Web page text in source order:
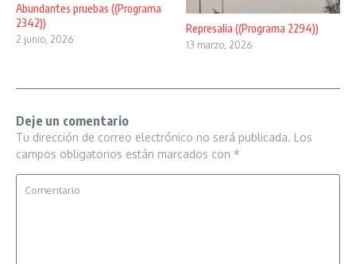
Abundantes pruebas ((Programa
2342))
2 junio, 2026
Represalia ((Programa 2294))
13 marzo, 2026
Deje un comentario
Tu dirección de correo electrónico no será publicada. Los
campos obligatorios están marcados con *